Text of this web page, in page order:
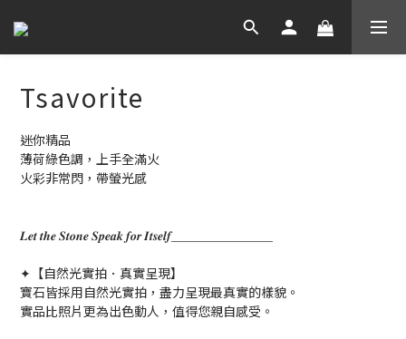
Tsavorite
迷你精品
薄荷綠色調，上手全滿火
火彩非常閃，帶螢光感
𝑳𝒆𝒕 𝒕𝒉𝒆 𝑺𝒕𝒐𝒏𝒆 𝑺𝒑𝒆𝒂𝒌 𝒇𝒐𝒓 𝑰𝒕𝒔𝒆𝒍𝒇＿＿＿＿＿＿＿＿
✦【自然光實拍．真實呈現】
寶石皆採用自然光實拍，盡力呈現最真實的樣貌。
實品比照片更為出色動人，值得您親自感受。